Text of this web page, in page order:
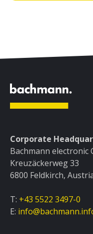
Corporate
Bachmann electronic
Kreuzäckerweg 33
6800 Feldkirch,
T: +43 5522 3497-0
E: